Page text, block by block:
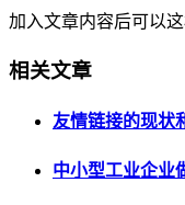
加入文章内容后可以这
相关文章
友情链接的现状
中小型工业企业